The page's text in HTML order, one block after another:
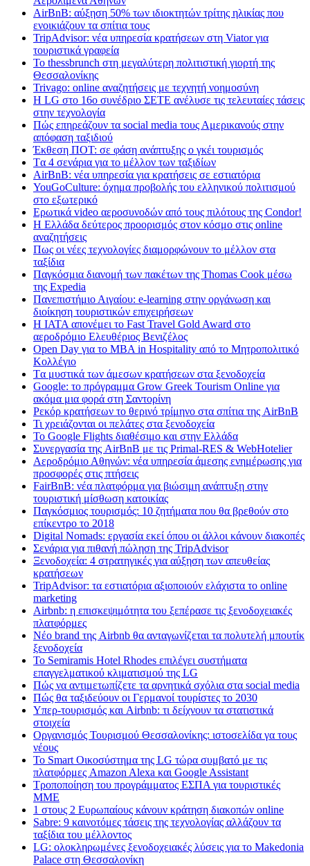
AirBnB: αύξηση 50% των ιδιοκτητών τρίτης ηλικίας που
ενοικιάζουν τα σπίτια τους
TripAdvisor: νέα υπηρεσία κρατήσεων στη Viator για
τουριστικά γραφεία
Το thessbrunch στη μεγαλύτερη πολιτιστική γιορτή της
Θεσσαλονίκης
Trivago: online αναζητήσεις με τεχνητή νοημοσύνη
H LG στο 16ο συνέδριο ΣΕΤΕ ανέλυσε τις τελευταίες τάσεις
στην τεχνολογία
Πώς επηρεάζουν τα social media τους Αμερικανούς στην
απόφαση ταξιδιού
Έκθεση ΠΟΤ: σε φάση ανάπτυξης ο γκέι τουρισμός
Tα 4 σενάρια για το μέλλον των ταξιδίων
AirBnB: νέα υπηρεσία για κρατήσεις σε εστιατόρια
YouGoCulture: όχημα προβολής του ελληνικού πολιτισμού
στο εξωτερικό
Eρωτικά video αεροσυνοδών από τους πιλότους της Condor!
Η Ελλάδα δεύτερος προορισμός στον κόσμο στις online
αναζητήσεις
Πως οι νέες τεχνολογίες διαμορφώνουν το μέλλον στα
ταξίδια
Παγκόσμια διανομή των πακέτων της Thomas Cook μέσω
της Expedia
Πανεπιστήμιο Αιγαίου: e-learning στην οργάνωση και
διοίκηση τουριστικών επιχειρήσεων
Η IATA απονέμει το Fast Travel Gold Award στο
αεροδρόμιο Ελευθέριος Βενιζέλος
Open Day για το MBA in Hospitality από το Μητροπολιτικό
Κολλέγιο
Tα μυστικά των άμεσων κρατήσεων στα ξενοδοχεία
Google: το πρόγραμμα Grow Greek Tourism Online για
ακόμα μια φορά στη Σαντορίνη
Ρεκόρ κρατήσεων το θερινό τρίμηνο στα σπίτια της AirBnB
Τι χρειάζονται οι πελάτες στα ξενοδοχεία
Το Google Flights διαθέσιμο και στην Ελλάδα
Συνεργασία​ ​της​ ​AirBnB​ ​με​ ​τις​ ​Primal-RES​ ​&​ ​WebHotelier
Aεροδρόμιο Αθηνών: νέα υπηρεσία άμεσης ενημέρωσης για
προσφορές στις πτήσεις
FairBnB: νέα πλατφόρμα για βιώσιμη ανάπτυξη στην
τουριστική μίσθωση κατοικίας
Παγκόσμιος τουρισμός: 10 ζητήματα που θα βρεθούν στο
επίκεντρο το 2018
Digital Nomads: εργασία εκεί όπου οι άλλοι κάνουν διακοπές
Σενάρια για πιθανή πώληση της TripAdvisor
Ξενοδοχεία: 4 στρατηγικές για αύξηση των απευθείας
κρατήσεων
TripAdvisor: τα εστιατόρια αξιοποιούν ελάχιστα το online
marketing
Airbnb: η επισκεψιμότητα του ξεπέρασε τις ξενοδοχειακές
πλατφόρμες
Nέο brand της Airbnb θα ανταγωνίζεται τα πολυτελή μπουτίκ
ξενοδοχεία
Το Semiramis Hotel Rhodes επιλέγει συστήματα
επαγγελματικού κλιματισμού της LG
Πώς να αντιμετωπίζετε τα αρνητικά σχόλια στα social media
Πώς θα ταξιδεύουν οι Γερμανοί τουρίστες το 2030
Υπερ-τουρισμός και Airbnb: τι δείχνουν τα στατιστικά
στοιχεία
Οργανισμός Τουρισμού Θεσσαλονίκης: ιστοσελίδα γα τους
νέους
Το Smart Οικοσύστημα της LG τώρα συμβατό με τις
πλατφόρμες Amazon Alexa και Google Assistant
Τροποποίηση του προγράμματος ΕΣΠΑ για τουριστικές
ΜΜΕ
1 στους 2 Ευρωπαίους κάνουν κράτηση διακοπών online
Sabre: 9 καινοτόμες τάσεις της τεχνολογίας αλλάζουν τα
ταξίδια του μέλλοντος
LG: ολοκληρωμένες ξενοδοχειακές λύσεις για τo Makedonia
Palace στη Θεσσαλονίκη